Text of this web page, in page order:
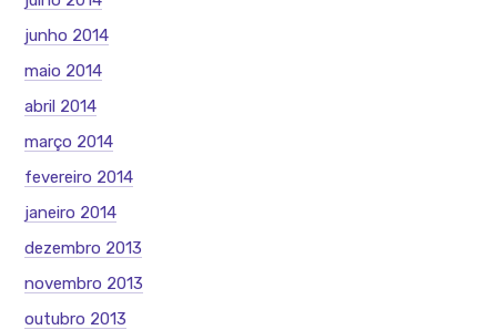
junho 2014
maio 2014
abril 2014
março 2014
fevereiro 2014
janeiro 2014
dezembro 2013
novembro 2013
outubro 2013